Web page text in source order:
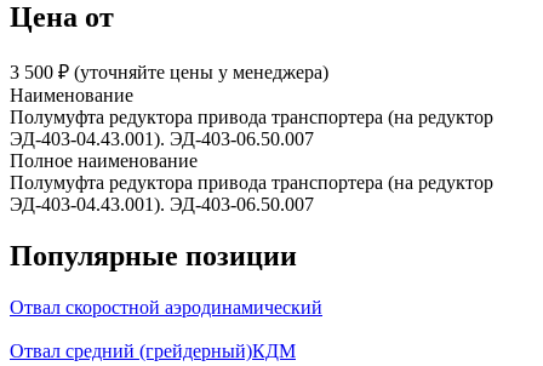
Цена от
3 500 ₽︁ (уточняйте цены у менеджера)
Наименование
Полумуфта редуктора привода транспортера (на редуктор
ЭД-403-04.43.001). ЭД-403-06.50.007
Полное наименование
Полумуфта редуктора привода транспортера (на редуктор
ЭД-403-04.43.001). ЭД-403-06.50.007
Популярные позиции
Отвал скоростной аэродинамический
Отвал средний (грейдерный)КДМ